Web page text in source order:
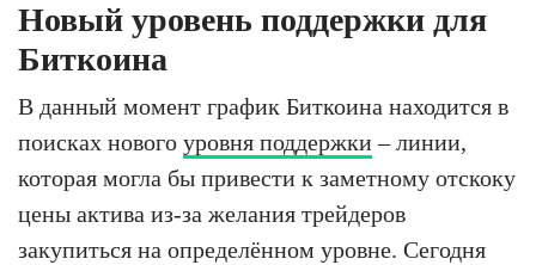
Новый уровень поддержки для
Биткоина
В данный момент график Биткоина находится в
поисках нового уровня поддержки – линии,
которая могла бы привести к заметному отскоку
цены актива из-за желания трейдеров
закупиться на определённом уровне. Сегодня